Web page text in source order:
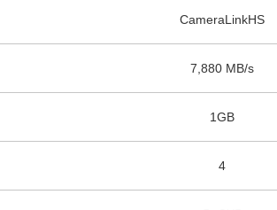
CameraLinkHS
7,880 MB/s
1GB
4